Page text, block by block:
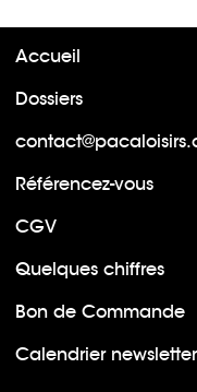
Accueil
Dossiers
Référencez-vous
CGV
Quelques chiffres
Bon de Commande
Calendrier